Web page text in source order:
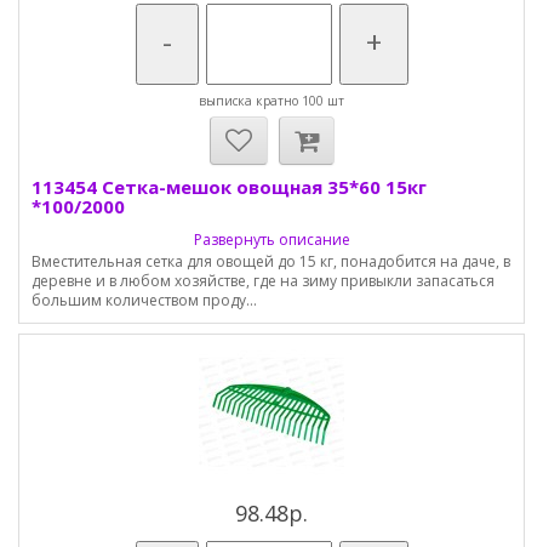
- +
выписка кратно 100 шт
113454 Сетка-мешок овощная 35*60 15кг
*100/2000
Развернуть описание
Вместительная сетка для овощей до 15 кг, понадобится на даче, в
деревне и в любом хозяйстве, где на зиму привыкли запасаться
большим количеством проду...
98.48р.